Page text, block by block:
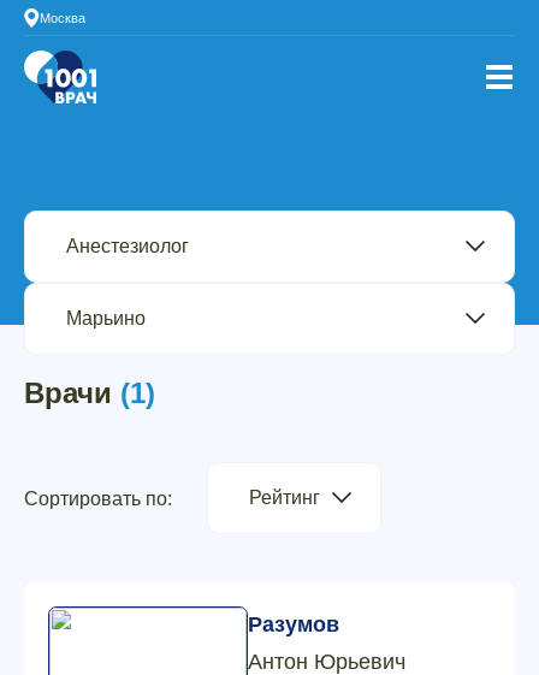
Москва
Врачи (1)
Сортировать по: Рейтинг
Разумов
Антон Юрьевич